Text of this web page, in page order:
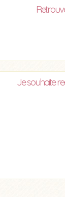
Je souhaite